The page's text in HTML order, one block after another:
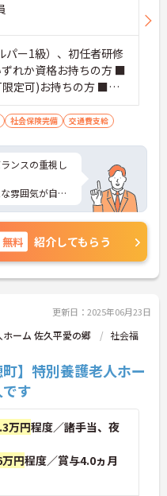
ー1級）、初任者研修
ずれか資格お持ちの方 ■
定可)お持ちの方 ■未
護経験がある方は尚良
社会保険完備 交通費支給
ンスの重視し
雰囲気が自慢
など、詳細を
ください。
無料 紹介してもらう
更新日：2025年06月23日
ーム 佐久平愛の郷
社会福
】特別養護老人ホー
す
万円程度／諸手当、夜
円程度／賞与4.0ヵ月